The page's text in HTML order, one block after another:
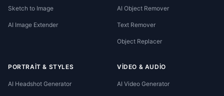
Sketch to Image
AI Image Extender
AI Object Remover
Text Remover
Object Replacer
PORTRAIT & STYLES
AI Headshot Generator
VIDEO & AUDIO
AI Video Generator